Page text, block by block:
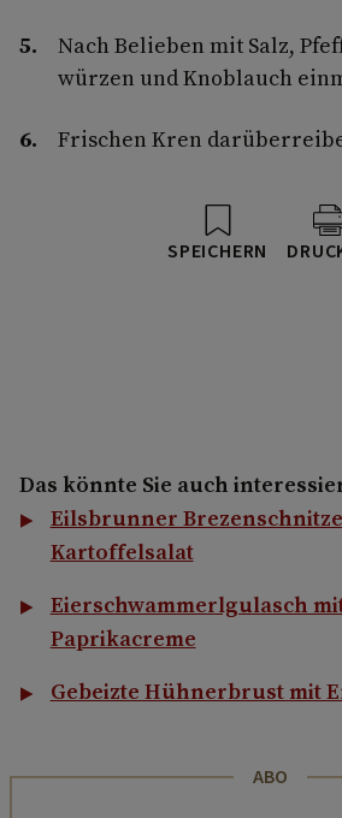
Nach Belieben mit Salz,
würzen und Knoblauch
Frischen Kren
SPEICHERN
Das könnte Sie auch
Eilsbrunner
Kartoffelsalat
Eierschwammerlgulasch
Paprikacreme
Gebeizte Hühnerbrust mit
ABO